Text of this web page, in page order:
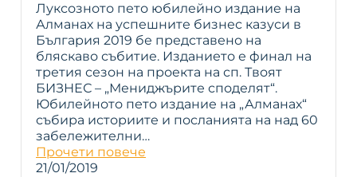
Луксозното пето юбилейно издание на
Алманах на успешните бизнес казуси в
България 2019 бе представено на
бляскаво събитие. Изданието е финал на
третия сезон на проекта на сп. Твоят
БИЗНЕС – „Мениджърите споделят“.
Юбилейното пето издание на „Алманах“
събира историите и посланията на над 60
забележителни…
Прочети повече
21/01/2019